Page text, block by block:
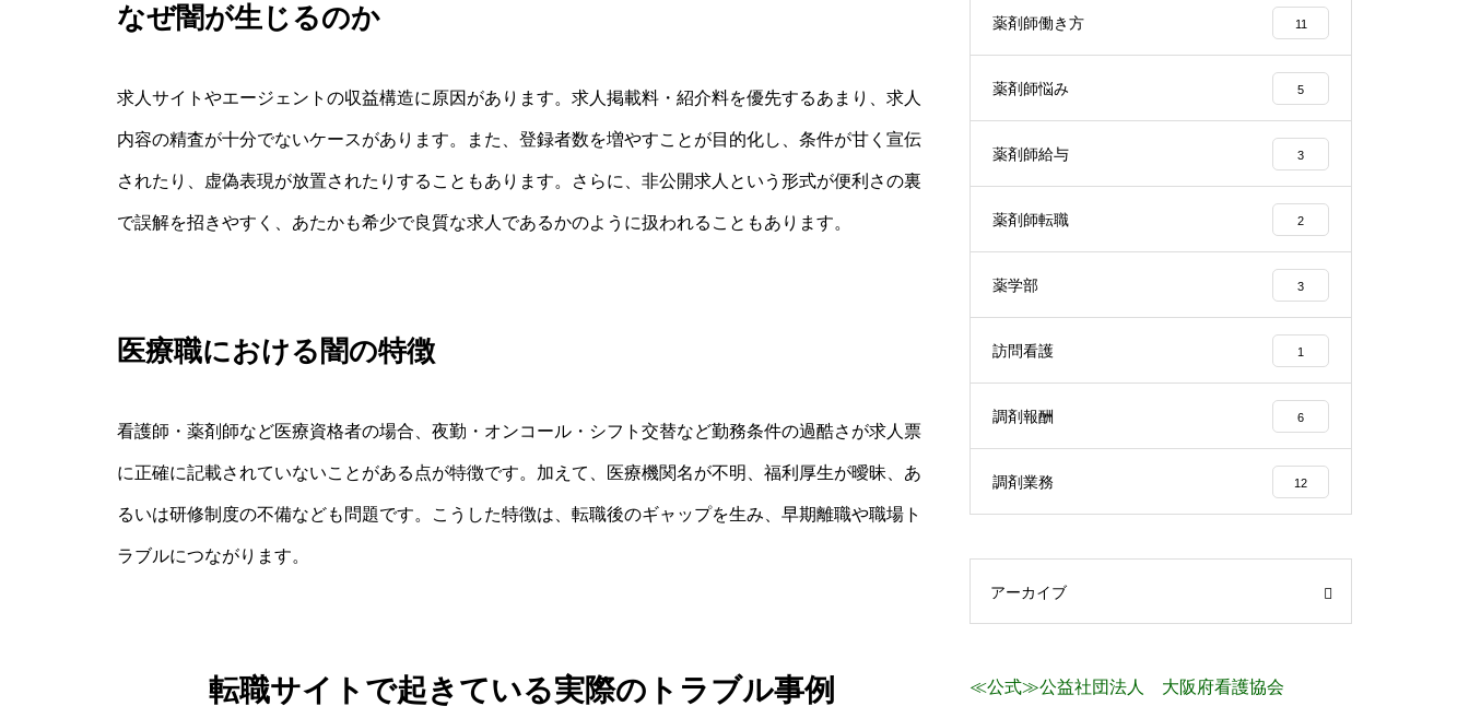
なぜ闇が生じるのか
求人サイトやエージェントの収益構造に原因があります。求人掲載料・紹介料を優先するあまり、求人
内容の精査が十分でないケースがあります。また、登録者数を増やすことが目的化し、条件が甘く宣伝
されたり、虚偽表現が放置されたりすることもあります。さらに、非公開求人という形式が便利さの裏
で誤解を招きやすく、あたかも希少で良質な求人であるかのように扱われることもあります。
医療職における闇の特徴
看護師・薬剤師など医療資格者の場合、夜勤・オンコール・シフト交替など勤務条件の過酷さが求人票
に正確に記載されていないことがある点が特徴です。加えて、医療機関名が不明、福利厚生が曖昧、あ
るいは研修制度の不備なども問題です。こうした特徴は、転職後のギャップを生み、早期離職や職場ト
ラブルにつながります。
転職サイトで起きている実際のトラブル事例
薬剤師働き方 11
薬剤師悩み 5
薬剤師給与 3
薬剤師転職 2
薬学部 3
訪問看護 1
調剤報酬 6
調剤業務 12
アーカイブ
≪公式≫公益社団法人 大阪府看護協会